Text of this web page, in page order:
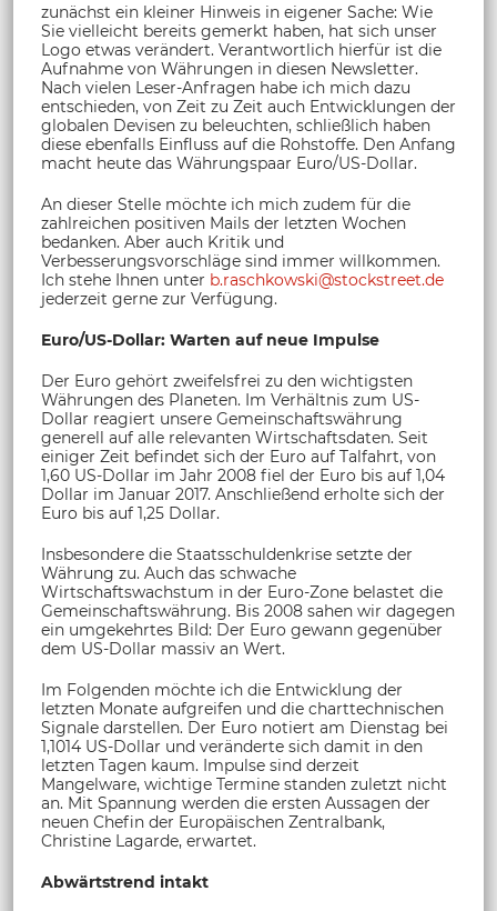
zunächst ein kleiner Hinweis in eigener Sache: Wie
Sie vielleicht bereits gemerkt haben, hat sich unser
Logo etwas verändert. Verantwortlich hierfür ist die
Aufnahme von Währungen in diesen Newsletter.
Nach vielen Leser-Anfragen habe ich mich dazu
entschieden, von Zeit zu Zeit auch Entwicklungen der
globalen Devisen zu beleuchten, schließlich haben
diese ebenfalls Einfluss auf die Rohstoffe. Den Anfang
macht heute das Währungspaar Euro/US-Dollar.
An dieser Stelle möchte ich mich zudem für die
zahlreichen positiven Mails der letzten Wochen
bedanken. Aber auch Kritik und
Verbesserungsvorschläge sind immer willkommen.
Ich stehe Ihnen unter b.raschkowski@stockstreet.de
jederzeit gerne zur Verfügung.
Euro/US-Dollar: Warten auf neue Impulse
Der Euro gehört zweifelsfrei zu den wichtigsten
Währungen des Planeten. Im Verhältnis zum US-
Dollar reagiert unsere Gemeinschaftswährung
generell auf alle relevanten Wirtschaftsdaten. Seit
einiger Zeit befindet sich der Euro auf Talfahrt, von
1,60 US-Dollar im Jahr 2008 fiel der Euro bis auf 1,04
Dollar im Januar 2017. Anschließend erholte sich der
Euro bis auf 1,25 Dollar.
Insbesondere die Staatsschuldenkrise setzte der
Währung zu. Auch das schwache
Wirtschaftswachstum in der Euro-Zone belastet die
Gemeinschaftswährung. Bis 2008 sahen wir dagegen
ein umgekehrtes Bild: Der Euro gewann gegenüber
dem US-Dollar massiv an Wert.
Im Folgenden möchte ich die Entwicklung der
letzten Monate aufgreifen und die charttechnischen
Signale darstellen. Der Euro notiert am Dienstag bei
1,1014 US-Dollar und veränderte sich damit in den
letzten Tagen kaum. Impulse sind derzeit
Mangelware, wichtige Termine standen zuletzt nicht
an. Mit Spannung werden die ersten Aussagen der
neuen Chefin der Europäischen Zentralbank,
Christine Lagarde, erwartet.
Abwärtstrend intakt